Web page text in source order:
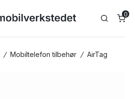
Search
0
/ Mobiltelefon tilbehør / AirTag